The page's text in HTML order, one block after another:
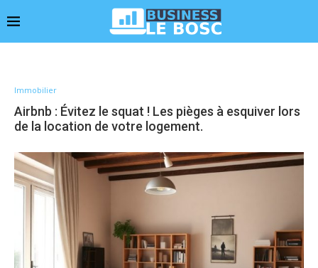
Immobilier
Airbnb : Évitez le squat ! Les pièges à esquiver lors
de la location de votre logement.